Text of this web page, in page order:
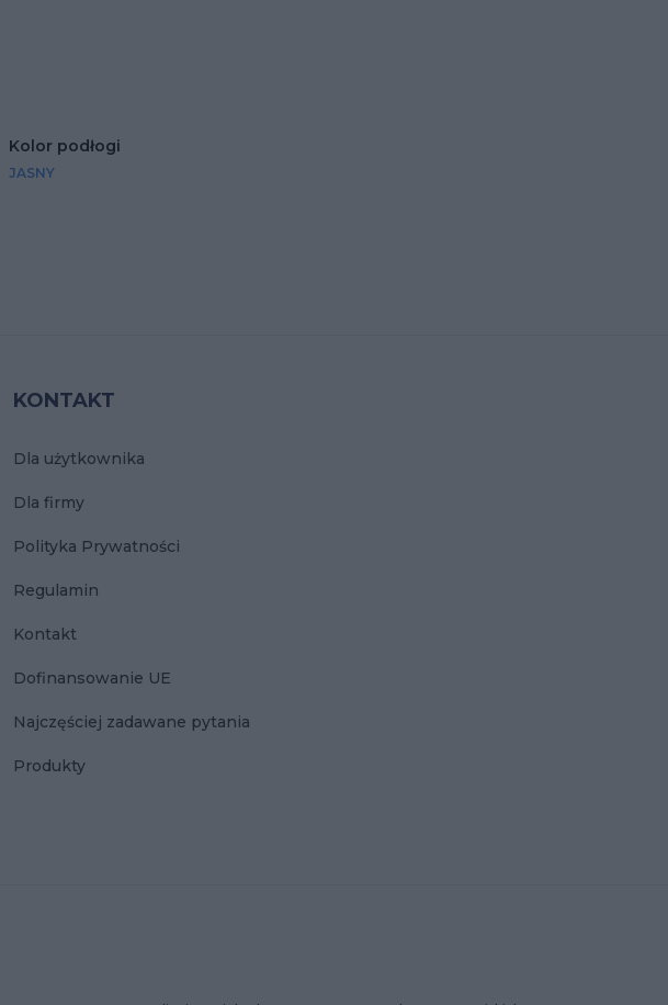
Kolor podłogi
JASNY
KONTAKT
Dla użytkownika
Dla firmy
Polityka Prywatności
Regulamin
Kontakt
Dofinansowanie UE
Najczęściej zadawane pytania
Produkty